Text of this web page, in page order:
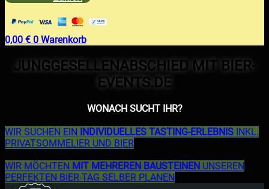
0,00 € 0 Warenkorb
JUNGGESELLENABSCHIED MIT BIER-
EVENTS.DE
WONACH SUCHT IHR?
WIR SUCHEN EIN INDIVIDUELLES TASTING-ERLEBNIS INKL.
PRIVATSOMMELIER UND BIER
WIR MÖCHTEN MIT MEHREREN BAUSTEINEN UNSEREN
PERFEKTEN BIER-TAG SELBER PLANEN